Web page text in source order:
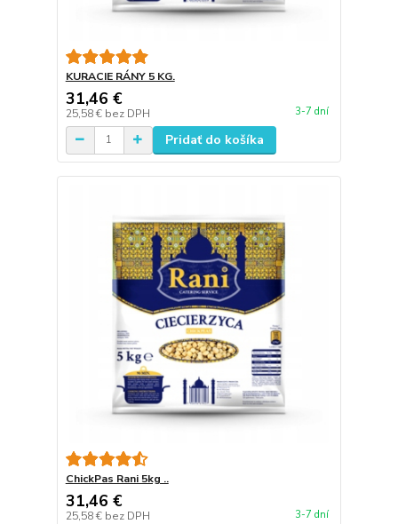
KURACIE RÁNY 5 KG.
31,46 €
25,58 € bez DPH 3-7 dní
Pridať do košíka
ChickPas Rani 5kg ..
31,46 €
25,58 € bez DPH 3-7 dní